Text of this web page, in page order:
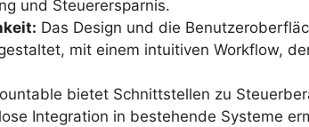
und Steuerersparnis.
Das Design und die
mit einem intuitiven Workflow,
bietet Schnittstellen zu
Integration in bestehende Systeme